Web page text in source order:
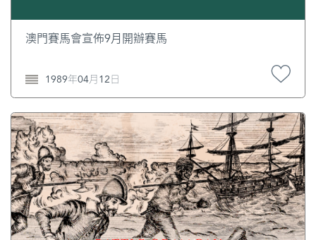
澳門賽馬會宣佈9月開辦賽馬
1989年04月12日